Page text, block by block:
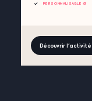
PERSONNALISABLE 🎨
Découvrir l'activité